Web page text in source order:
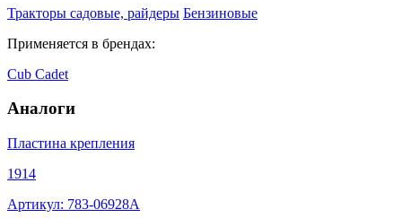
Тракторы садовые, райдеры Бензиновые
Применяется в брендах:
Cub Cadet
Аналоги
Пластина крепления
1914
Артикул: 783-06928A